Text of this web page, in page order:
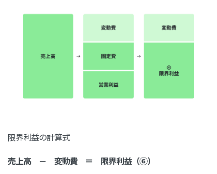
限界利益の計算式
売上高 － 変動費 ＝ 限界利益（⑥）